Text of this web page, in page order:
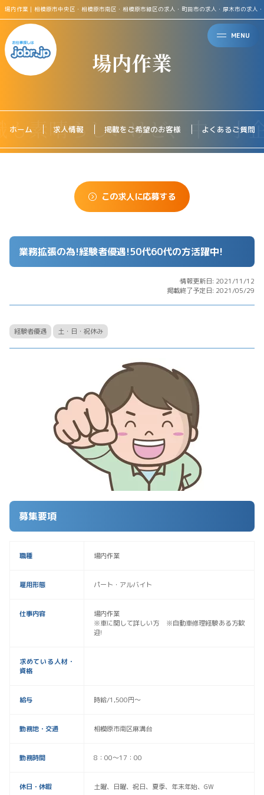
MENU
場内作業｜相模原市中央区・相模原市南区・相模原市緑区の求人・町田市の求人・厚木市の求人
場内作業
ホーム 求人情報 掲載をご希望のお客様 よくあるご質問
この求人に応募する
業務拡張の為!経験者優遇!50代60代の方活躍中!
情報更新日: 2021/11/12
掲載終了予定日: 2021/05/29
経験者優遇 土・日・祝休み
募集要項
職種 場内作業
雇用形態 パート・アルバイト
仕事内容
場内作業
※車に関して詳しい方 ※自動車修理経験ある方歓
迎!
求めている人材・
資格
給与 時給/1,500円〜
勤務地・交通 相模原市南区麻溝台
勤務時間 8：00～17：00
休日・休暇 土曜、日曜、祝日、夏季、年末年始、GW